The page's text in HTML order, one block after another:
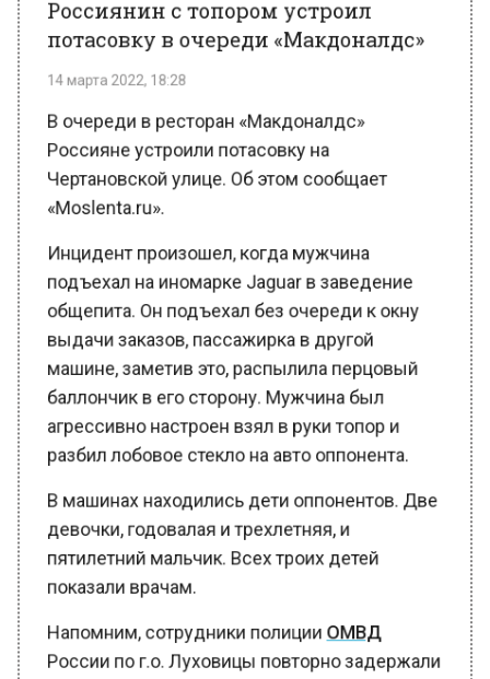
14 марта 2022, 18:28
В очереди в ресторан «Макдоналдс»
Россияне устроили потасовку на
Чертановской улице. Об этом сообщает
«Moslenta.ru».
подъехал на иномарке Jaguar в заведение
общепита. Он подъехал без очереди к окну
выдачи заказов, пассажирка в другой
машине, заметив это, распылила перцовый
баллончик в его сторону. Мужчина был
агрессивно настроен взял в руки топор и
разбил лобовое стекло на авто оппонента.
В машинах находились дети оппонентов. Две
девочки, годовалая и трехлетняя, и
пятилетний мальчик. Всех троих детей
показали врачам.
Напомним, сотрудники полицииОМВД
России по г.о. Луховицы повторно задержали